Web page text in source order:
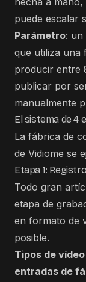
puede escalar
Parámetro: un
que utiliza una
producir entre
publicar por
manualmente
El sistema de 4
La fábrica de
de Vidiome se
Etapa 1: Registro
Todo gran
etapa de
en formato de
posible.
Tipos de
entradas de